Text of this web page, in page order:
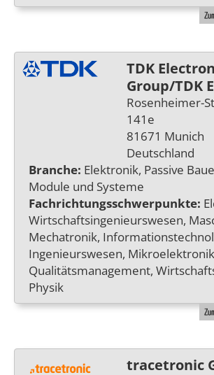
TDK
Group/TDK
Rosenheimer-
141e
81671 Munich
Deutschland
Branche: Elektronik, Passive
Module und Systeme
Fachrichtungsschwerpunkte:
Wirtschaftsingenieurswesen,
Mechatronik,
Ingenieurswesen,
Qualitätsmanagement,
Physik
tracetronic